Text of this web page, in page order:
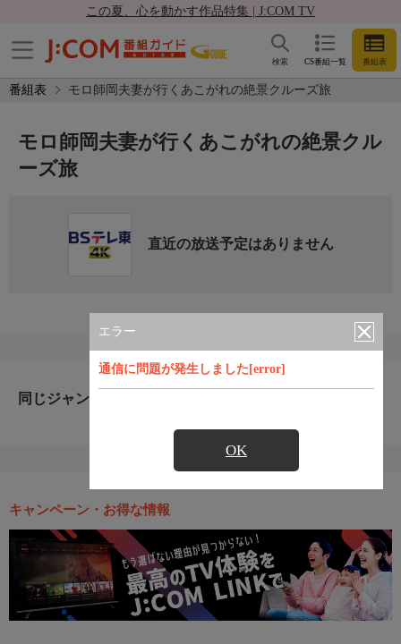
この夏、心を動かす作品特集 | J:COM TV
CS番組一覧 番組表
検索
番組表 モロ師岡夫妻が行くあこがれの絶景クルーズ旅
エラー
通信に問題が発生しました[error]
OK
モロ師岡夫妻が行くあこがれの絶景クル
ーズ旅
直近の放送予定はありません
同じジャンルのおすすめ番組
キャンペーン・お得な情報